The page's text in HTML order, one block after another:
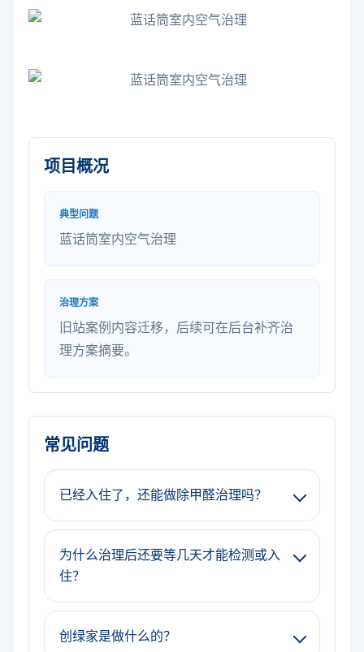
项目概况
典型问题
蓝话筒室内空气治理
治理方案
旧站案例内容迁移，后续可在后台补齐治
理方案摘要。
常见问题
已经入住了，还能做除甲醛治理吗？
为什么治理后还要等几天才能检测或入
住？
创绿家是做什么的？